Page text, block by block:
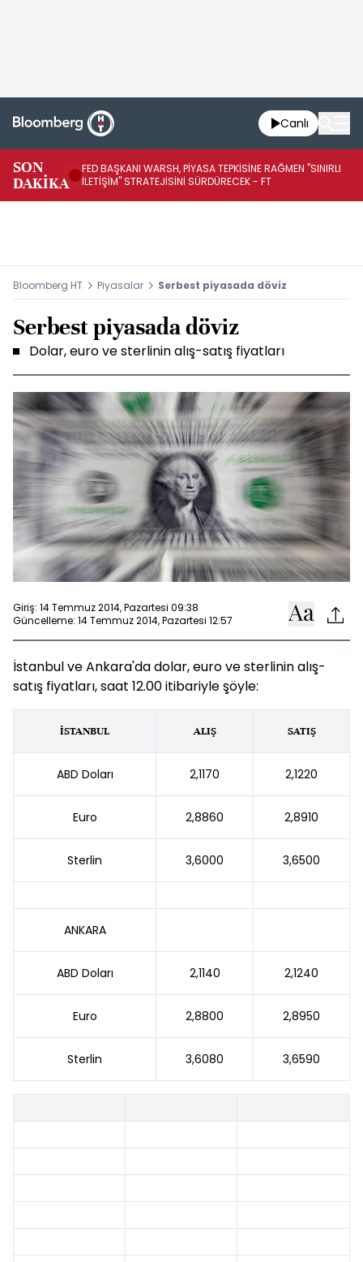
Canlı
SON
DAKİKA
FED BAŞKANI WARSH, PİYASA TEPKİSİNE RAĞMEN "SINIRLI
İLETİŞİM" STRATEJİSİNİ SÜRDÜRECEK - FT
Bloomberg HT Piyasalar Serbest piyasada döviz
Serbest piyasada döviz
Dolar, euro ve sterlinin alış-satış fiyatları
Giriş: 14 Temmuz 2014, Pazartesi 09:38
Güncelleme: 14 Temmuz 2014, Pazartesi 12:57
İstanbul ve Ankara'da dolar, euro ve sterlinin alış-
satış fiyatları, saat 12.00 itibariyle şöyle:
İSTANBUL ALIŞ SATIŞ
ABD Doları 2,1170 2,1220
Euro 2,8860 2,8910
Sterlin 3,6000 3,6500
ANKARA
ABD Doları 2,1140 2,1240
Euro 2,8800 2,8950
Sterlin 3,6080 3,6590